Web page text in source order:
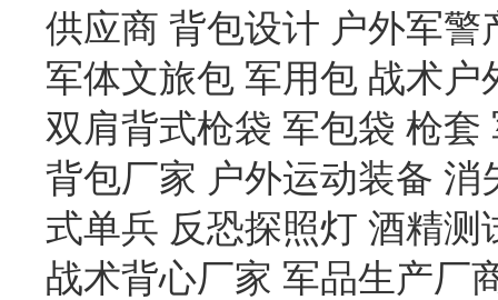
供应商 背包设计 户外军警
军体文旅包 军用包 战术户
双肩背式枪袋 军包袋 枪套
背包厂家 户外运动装备 消
式单兵 反恐探照灯 酒精测
战术背心厂家 军品生产厂